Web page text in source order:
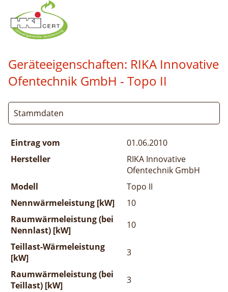
Geräteeigenschaften: RIKA Innovative
Ofentechnik GmbH - Topo II
Stammdaten
Eintrag vom
01.06.2010
Hersteller
RIKA Innovative
Ofentechnik GmbH
Modell
Topo II
Nennwärmeleistung [kW]
10
Raumwärmeleistung (bei
Nennlast) [kW]
10
Teillast-Wärmeleistung
[kW]
3
Raumwärmeleistung (bei
Teillast) [kW]
3